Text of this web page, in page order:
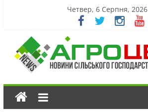
Четвер, 6 Серпня, 2026